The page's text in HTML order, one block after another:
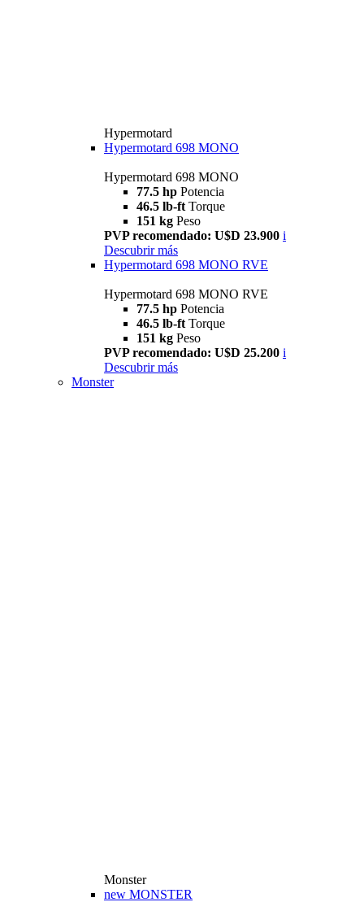
Hypermotard
Hypermotard 698 MONO
Hypermotard 698 MONO
77.5 hp Potencia
46.5 lb-ft Torque
151 kg Peso
PVP recomendado: U$D 23.900 i
Descubrir más
Hypermotard 698 MONO RVE
Hypermotard 698 MONO RVE
77.5 hp Potencia
46.5 lb-ft Torque
151 kg Peso
PVP recomendado: U$D 25.200 i
Descubrir más
Monster
Monster
new MONSTER